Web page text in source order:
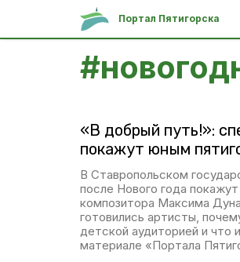
Портал Пятигорска
#
«В добрый путь!»:
покажут юным
В Ставропольском
после Нового года
композитора Максима
готовились артисты,
детской аудиторией и что
материале «Портала